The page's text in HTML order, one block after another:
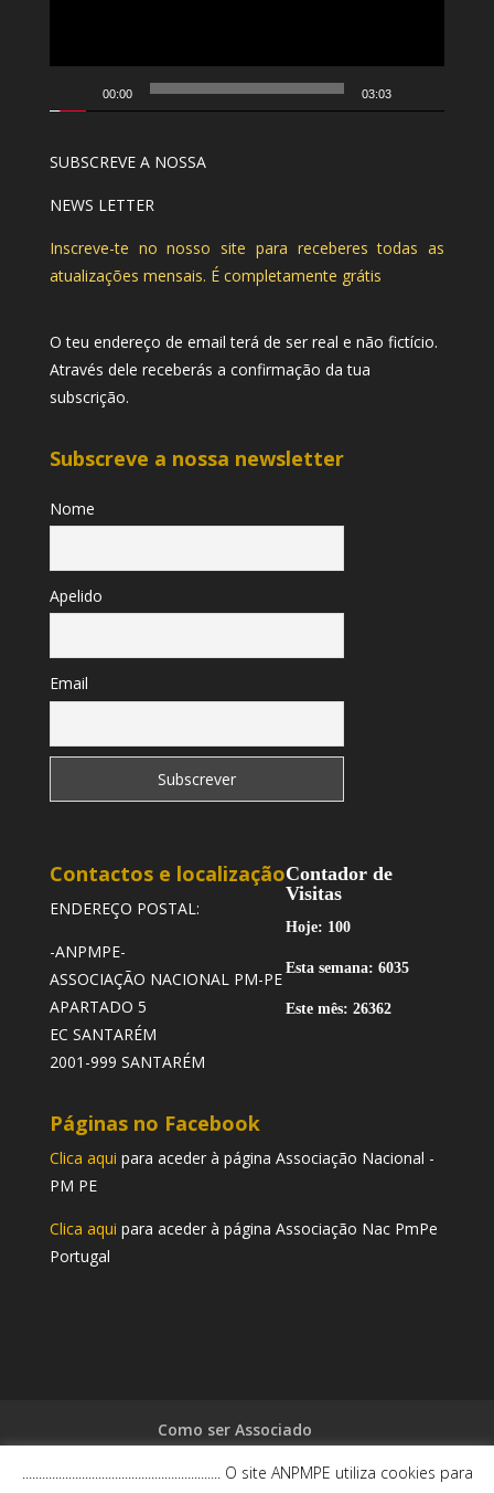
00:00 03:03
SUBSCREVE A NOSSA
NEWS LETTER
Inscreve-te no nosso site para receberes todas as
atualizações mensais. É completamente grátis
O teu endereço de email terá de ser real e não fictício.
Através dele receberás a confirmação da tua
subscrição.
Subscreve a nossa newsletter
Nome
Apelido
Email
Contactos e localização
ENDEREÇO POSTAL:
-ANPMPE-
ASSOCIAÇÃO NACIONAL PM-PE
APARTADO 5
EC SANTARÉM
2001-999 SANTARÉM
Páginas no Facebook
Clica aqui para aceder à página Associação Nacional -
PM PE
Clica aqui para aceder à página Associação Nac PmPe
Portugal
Contador de
Visitas
Hoje: 100
Esta semana: 6035
Este mês: 26362
Como ser Associado
Proposta de Associado – PDF
............................................................ O site ANPMPE utiliza cookies para